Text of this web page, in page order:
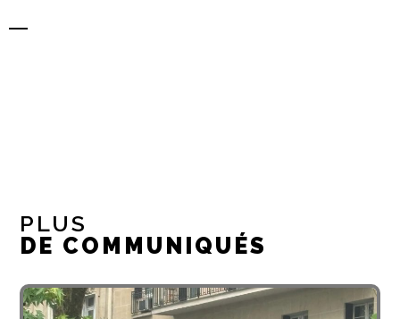
PLUS
DE COMMUNIQUÉS